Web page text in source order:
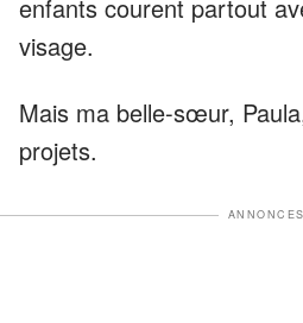
enfants courent partout
visage.
Mais ma belle-sœur,
projets.
ANNONCES